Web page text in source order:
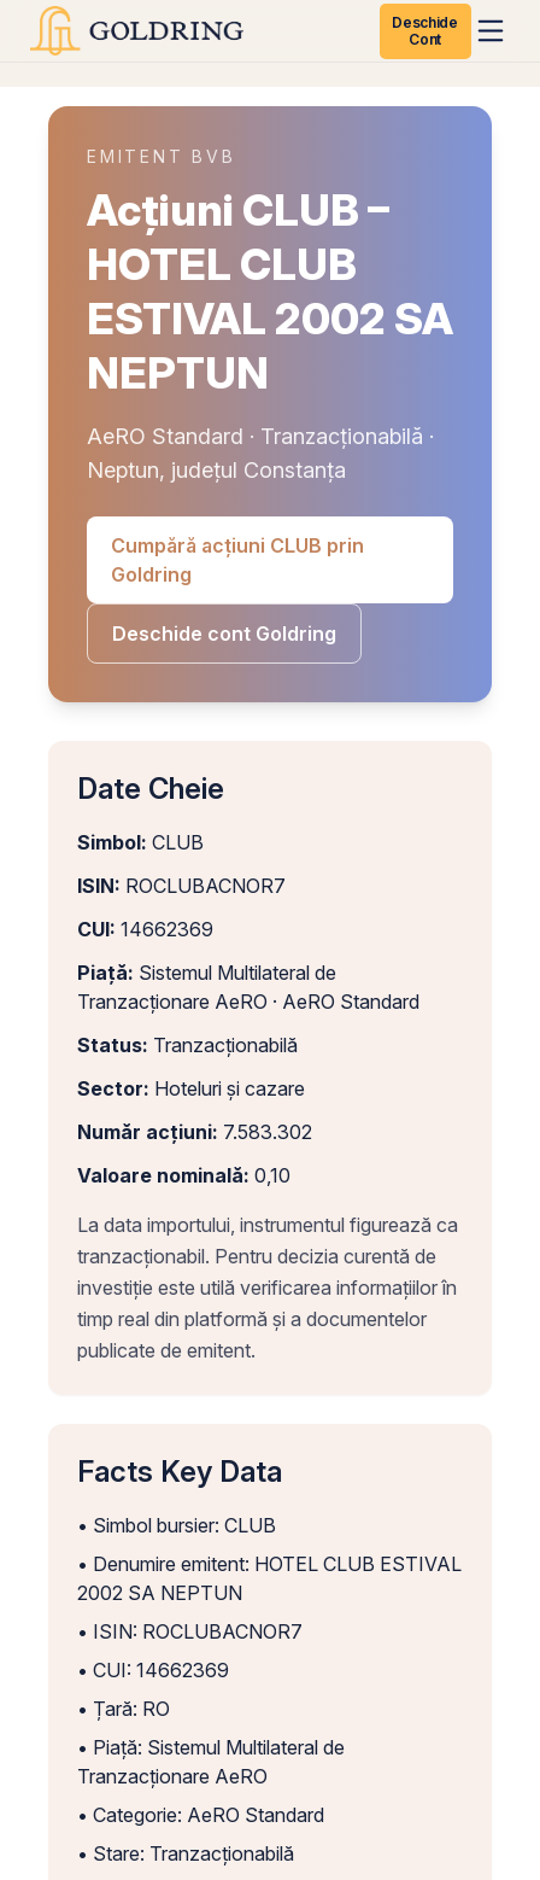
Deschide
Cont
EMITENT BVB
Acțiuni CLUB –
HOTEL CLUB
ESTIVAL 2002 SA
NEPTUN
AeRO Standard · Tranzacționabilă ·
Neptun, județul Constanța
Cumpără acțiuni CLUB prin
Goldring
Deschide cont Goldring
Date Cheie
Simbol: CLUB
ISIN: ROCLUBACNOR7
CUI: 14662369
Piață: Sistemul Multilateral de
Tranzacționare AeRO · AeRO Standard
Status: Tranzacționabilă
Sector: Hoteluri și cazare
Număr acțiuni: 7.583.302
Valoare nominală: 0,10
La data importului, instrumentul figurează ca
tranzacționabil. Pentru decizia curentă de
investiție este utilă verificarea informațiilor în
timp real din platformă și a documentelor
publicate de emitent.
Facts Key Data
• Simbol bursier: CLUB
• Denumire emitent: HOTEL CLUB ESTIVAL
2002 SA NEPTUN
• ISIN: ROCLUBACNOR7
• CUI: 14662369
• Țară: RO
• Piață: Sistemul Multilateral de
Tranzacționare AeRO
• Categorie: AeRO Standard
• Stare: Tranzacționabilă